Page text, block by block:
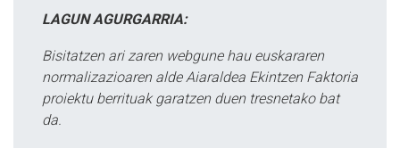
LAGUN AGURGARRIA:
Bisitatzen ari zaren webgune hau euskararen
normalizazioaren alde Aiaraldea Ekintzen Faktoria
proiektu berrituak garatzen duen tresnetako bat
da.